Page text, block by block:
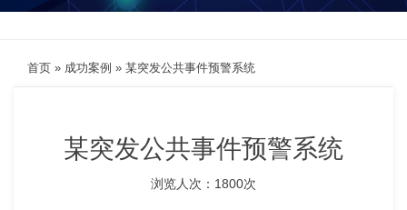
首页 » 成功案例 » 某突发公共事件预警系统
某突发公共事件预警系统
浏览人次：1800次